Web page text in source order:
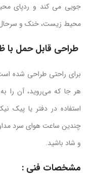
جویی می کند و ردپای
محیط زیست، خنک و سرحال
طراحی قابل حمل با
برای راحتی طراحی شده
هر جا که می‌روید، آن را
چندین ساعت هوای سرد
و شاد باشید.
مشخصات فنی :